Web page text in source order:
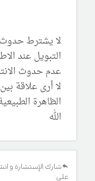
لا يشترط حدوث
التبويل عند
عدم حدوث
لا أرى علاقة
الظاهرة
الله
شارك الإستشارة و
على: